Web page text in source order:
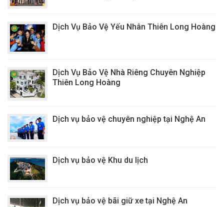
Dịch Vụ Bảo Vệ Yếu Nhân Thiên Long Hoàng
Dịch Vụ Bảo Vệ Nhà Riêng Chuyên Nghiệp
Thiên Long Hoàng
Dịch vụ bảo vệ chuyên nghiệp tại Nghệ An
Dịch vụ bảo vệ Khu du lịch
Dịch vụ bảo vệ bãi giữ xe tại Nghệ An